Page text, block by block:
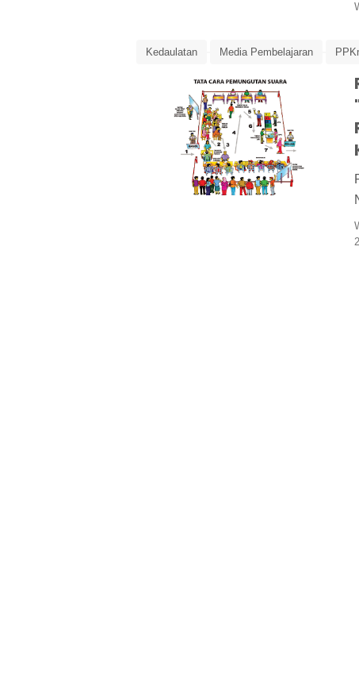
Kedaulatan Media Pembelajaran
Ringkasan Materi Teori Kedaulatan